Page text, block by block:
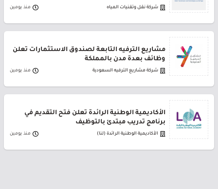
شركة نقل وتقنيات المياه منذ يومين
مشاريع الترفيه التابعة لصندوق الاستثمارات تعلن
وظائف بعدة مدن بالمملكة
شركة مشاريع الترفيه السعودية منذ يومين
الأكاديمية الوطنية الرائدة تعلن فتح التقديم في
برنامج تدريب مبتدئ بالتوظيف
الأكاديمية الوطنية الرائدة (لنا) منذ يومين